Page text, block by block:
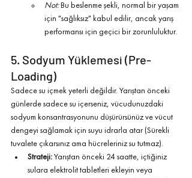
Not: Bu beslenme şekli, normal bir yaşam
için "sağlıksız" kabul edilir, ancak yarış
performansı için geçici bir zorunluluktur.
5. Sodyum Yüklemesi (Pre-
Loading)
Sadece su içmek yeterli değildir. Yarıştan önceki
günlerde sadece su içerseniz, vücudunuzdaki
sodyum konsantrasyonunu düşürürsünüz ve vücut
dengeyi sağlamak için suyu idrarla atar (Sürekli
tuvalete çıkarsınız ama hücreleriniz su tutmaz).
Strateji: Yarıştan önceki 24 saatte, içtiğiniz
sulara elektrolit tabletleri ekleyin veya